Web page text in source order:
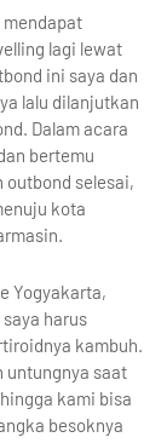
mendapat
lagi lewat
ini saya dan
lalu dilanjutkan
Dalam acara
bertemu
outbond selesai,
kota
Yogyakarta,
harus
kambuh.
untungnya saat
kami bisa
besoknya